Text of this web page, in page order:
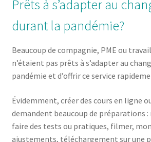
Prêts à s’adapter au
durant la pandémie?
Beaucoup de compagnie, PME ou
n’étaient pas prêts à s’adapter au
pandémie et d’offrir ce service
Évidemment, créer des cours en ligne
demandent beaucoup de préparations
faire des tests ou pratiques, filmer,
ajustements, téléchargement sur une